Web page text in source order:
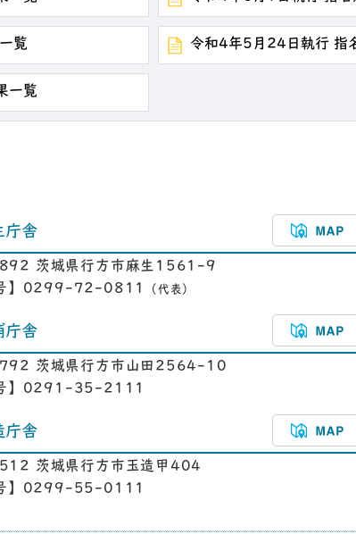
覧 令和4年5月24日執行 指
一覧
庁舎
茨城県行方市麻生1561-9
号】0299-72-0811
（代表）
庁舎
茨城県行方市山田2564-10
号】0291-35-2111
庁舎
茨城県行方市玉造甲404
号】0299-55-0111